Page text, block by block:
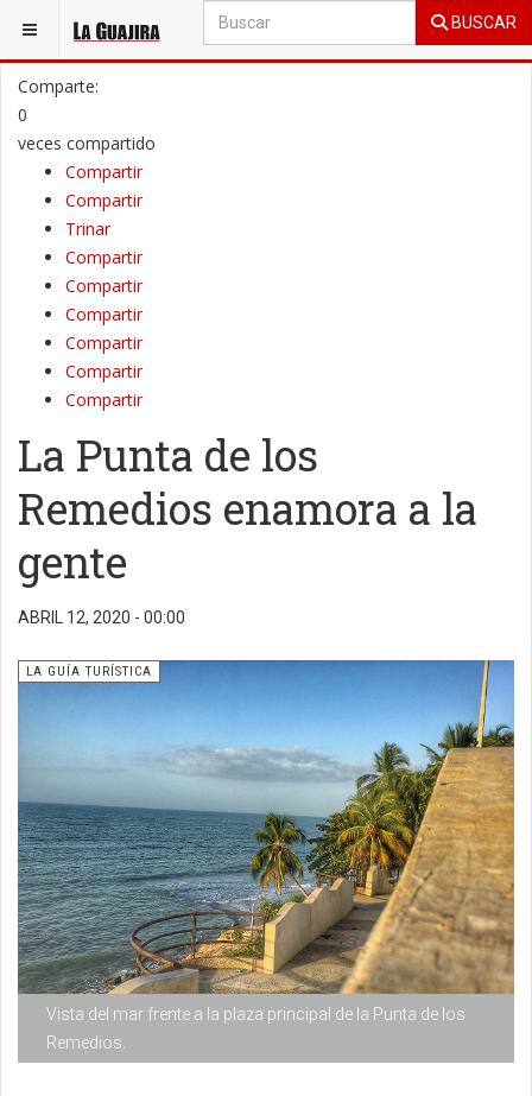
BUSCAR
ESTÁ AQUÍ: GENERAL LA GUÍA TURÍSTICA
Comparte:
0
veces compartido
Compartir
Compartir
Trinar
Compartir
Compartir
Compartir
Compartir
Compartir
Compartir
La Punta de los
Remedios enamora a la
gente
ABRIL 12, 2020 - 00:00
Vista del mar frente a la plaza principal de la Punta de los
Remedios.
LA GUÍA TURÍSTICA